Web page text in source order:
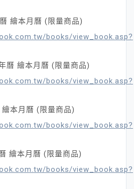
繪本月曆 (限量商品)
books/view_book.asp?
曆 繪本月曆 (限量商品)
books/view_book.asp?
本月曆 (限量商品)
books/view_book.asp?
繪本月曆 (限量商品)
books/view_book.asp?